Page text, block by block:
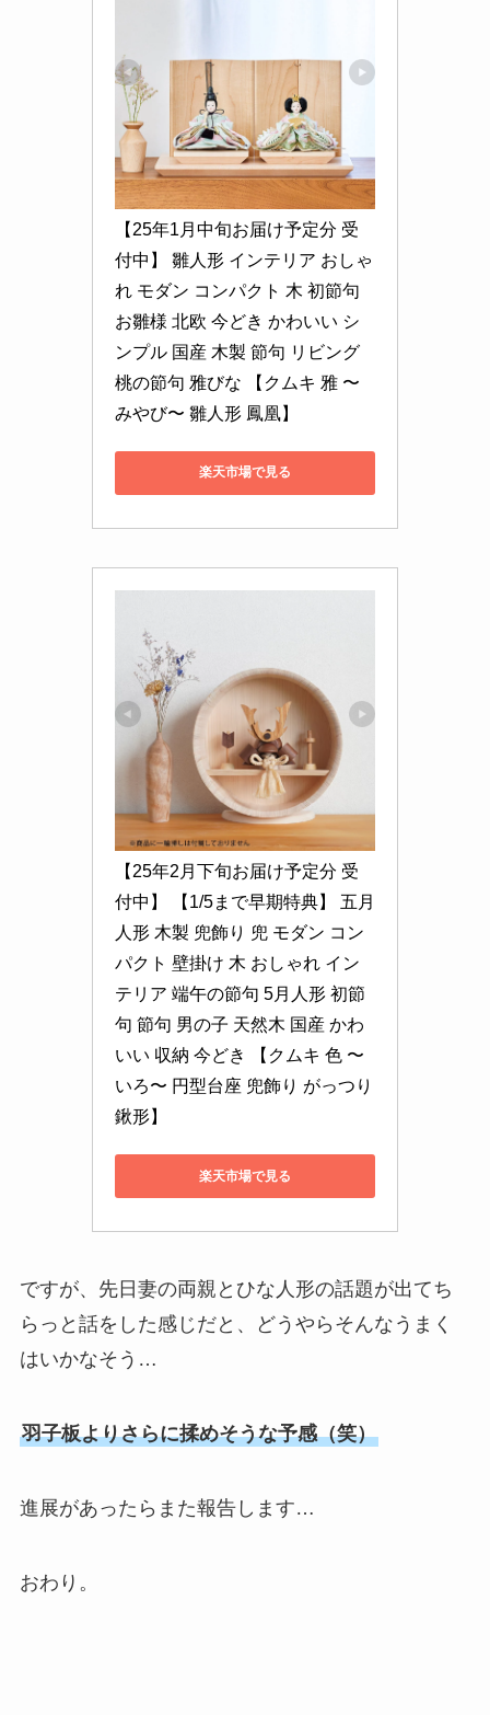
【25年1月中旬お届け予定分 受
付中】 雛人形 インテリア おしゃ
れ モダン コンパクト 木 初節句
お雛様 北欧 今どき かわいい シ
ンプル 国産 木製 節句 リビング
桃の節句 雅びな 【クムキ 雅 〜
みやび〜 雛人形 鳳凰】
楽天市場で見る
【25年2月下旬お届け予定分 受
付中】 【1/5まで早期特典】 五月
人形 木製 兜飾り 兜 モダン コン
パクト 壁掛け 木 おしゃれ イン
テリア 端午の節句 5月人形 初節
句 節句 男の子 天然木 国産 かわ
いい 収納 今どき 【クムキ 色 〜
いろ〜 円型台座 兜飾り がっつり
鍬形】
楽天市場で見る
ですが、先日妻の両親とひな人形の話題が出てち
らっと話をした感じだと、どうやらそんなうまく
はいかなそう…
羽子板よりさらに揉めそうな予感（笑）
進展があったらまた報告します…
おわり。